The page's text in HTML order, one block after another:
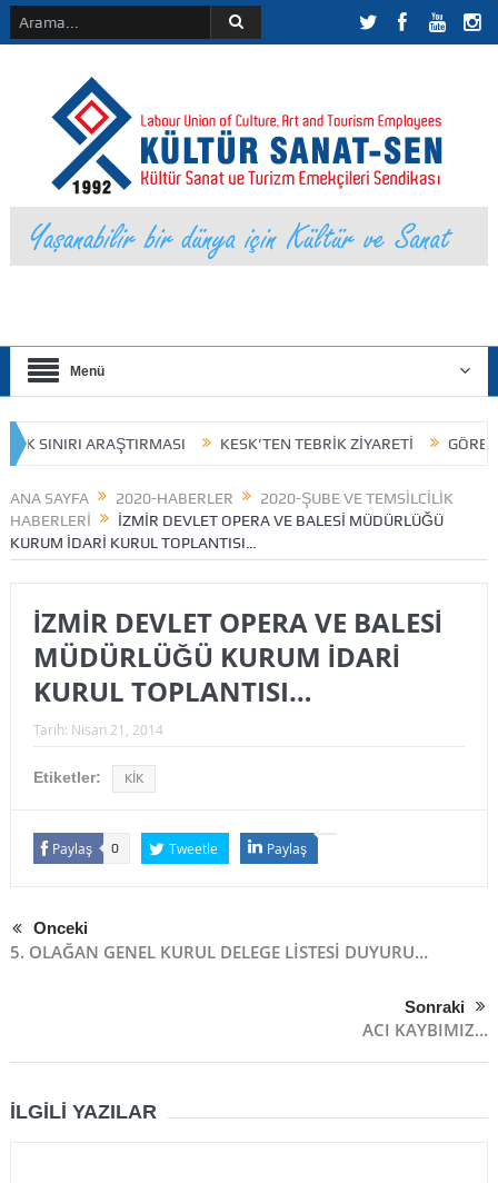
Menü
SINIRI ARAŞTIRMASI KESK’TEN TEBRİK ZİYARETİ GÖREV
ANA SAYFA 2020-HABERLER
2020-ŞUBE VE TEMSİLCİLİK
HABERLERİ
İZMİR DEVLET OPERA VE BALESİ MÜDÜRLÜĞÜ
KURUM İDARİ KURUL TOPLANTISI…
İZMİR DEVLET OPERA VE BALESİ
MÜDÜRLÜĞÜ KURUM İDARİ
KURUL TOPLANTISI…
Tarih: Nisan 21, 2014
Etiketler: KİK
Paylaş 0 Tweetle Paylaş
Önceki
5. OLAĞAN GENEL KURUL DELEGE LİSTESİ DUYURU…
Sonraki
ACI KAYBIMIZ…
İLGILI YAZILAR